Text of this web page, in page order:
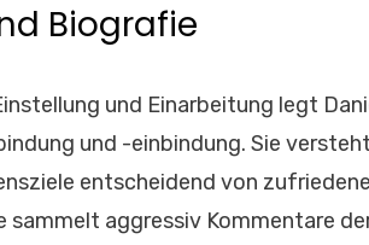
Biografie
und Einarbeitung legt
und -einbindung. Sie
entscheidend von
sammelt aggressiv Kommentare